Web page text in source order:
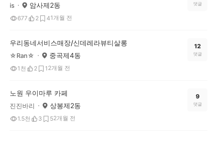
is 암사제2동
677 2 41개월 전
댓글
우리동네서비스매장/신데레라뷰티살롱
☆Ran☆ 중곡제4동
1천 2 1 2개월 전
12
댓글
노원 우이마루 카페
진진바리 상봉제2동
1.5천 3 52개월 전
9
댓글